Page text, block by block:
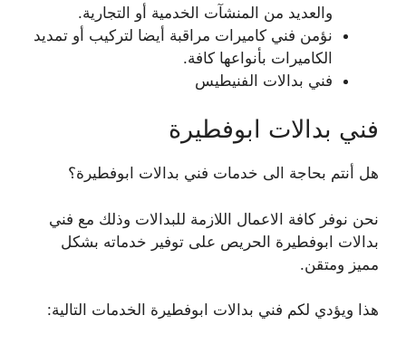
والعديد من المنشآت الخدمية أو التجارية.
نؤمن فني كاميرات مراقبة أيضا لتركيب أو تمديد
الكاميرات بأنواعها كافة.
فني بدالات الفنيطيس
فني بدالات ابوفطيرة
هل أنتم بحاجة الى خدمات فني بدالات ابوفطيرة؟
نحن نوفر كافة الاعمال اللازمة للبدالات وذلك مع فني
بدالات ابوفطيرة الحريص على توفير خدماته بشكل
مميز ومتقن.
هذا ويؤدي لكم فني بدالات ابوفطيرة الخدمات التالية: